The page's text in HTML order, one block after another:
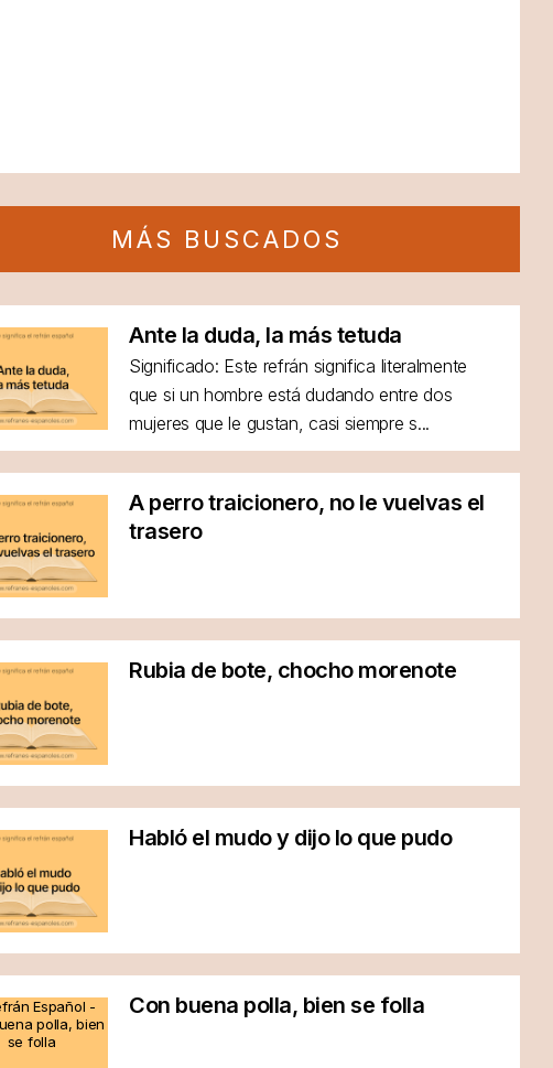
MÁS BUSCADOS
Ante la duda, la más tetuda
Significado: Este refrán significa literalmente
que si un hombre está dudando entre dos
mujeres que le gustan, casi siempre s...
A perro traicionero, no le vuelvas el
trasero
Rubia de bote, chocho morenote
Habló el mudo y dijo lo que pudo
Con buena polla, bien se folla